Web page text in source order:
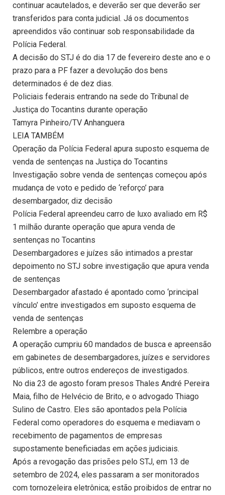
continuar acautelados, e deverão ser que deverão ser
transferidos para conta judicial. Já os documentos
apreendidos vão continuar sob responsabilidade da
Polícia Federal.
A decisão do STJ é do dia 17 de fevereiro deste ano e o
prazo para a PF fazer a devolução dos bens
determinados é de dez dias.
Policiais federais entrando na sede do Tribunal de
Justiça do Tocantins durante operação
Tamyra Pinheiro/TV Anhanguera
LEIA TAMBÉM
Operação da Polícia Federal apura suposto esquema de
venda de sentenças na Justiça do Tocantins
Investigação sobre venda de sentenças começou após
mudança de voto e pedido de ‘reforço’ para
desembargador, diz decisão
Polícia Federal apreendeu carro de luxo avaliado em R$
1 milhão durante operação que apura venda de
sentenças no Tocantins
Desembargadores e juízes são intimados a prestar
depoimento no STJ sobre investigação que apura venda
de sentenças
Desembargador afastado é apontado como ‘principal
vínculo’ entre investigados em suposto esquema de
venda de sentenças
Relembre a operação
A operação cumpriu 60 mandados de busca e apreensão
em gabinetes de desembargadores, juízes e servidores
públicos, entre outros endereços de investigados.
No dia 23 de agosto foram presos Thales André Pereira
Maia, filho de Helvécio de Brito, e o advogado Thiago
Sulino de Castro. Eles são apontados pela Polícia
Federal como operadores do esquema e mediavam o
recebimento de pagamentos de empresas
supostamente beneficiadas em ações judiciais.
Após a revogação das prisões pelo STJ, em 13 de
setembro de 2024, eles passaram a ser monitorados
com tornozeleira eletrônica; estão proibidos de entrar no